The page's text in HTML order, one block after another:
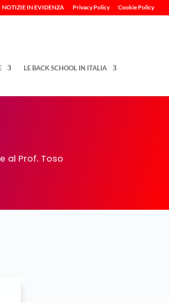
NOTIZIE IN EVIDENZA Privacy Policy Cookie Policy
LE BACK SCHOOL IN ITALIA
al Prof. Toso